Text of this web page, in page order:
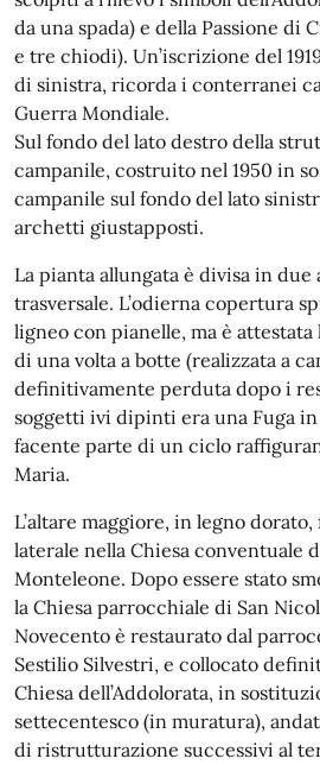
da una spada) e della Passione di
e tre chiodi). Un’iscrizione del
di sinistra, ricorda i conterranei
Guerra Mondiale.
Sul fondo del lato destro della
campanile, costruito nel 1950 in
campanile sul fondo del lato
archetti giustapposti.
La pianta allungata è divisa in due
trasversale. L’odierna copertura
ligneo con pianelle, ma è attestata
di una volta a botte (realizzata a
definitivamente perduta dopo i
soggetti ivi dipinti era una Fuga
facente parte di un ciclo
Maria.
L’altare maggiore, in legno
laterale nella Chiesa conventuale
Monteleone. Dopo essere stato
la Chiesa parrocchiale di San
Novecento è restaurato dal
Sestilio Silvestri, e collocato
Chiesa dell’Addolorata, in
settecentesco (in muratura),
di ristrutturazione successivi al